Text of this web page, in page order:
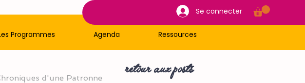
Programmes Agenda Ressources
Se connecter
d'une Patronne retour aux posts